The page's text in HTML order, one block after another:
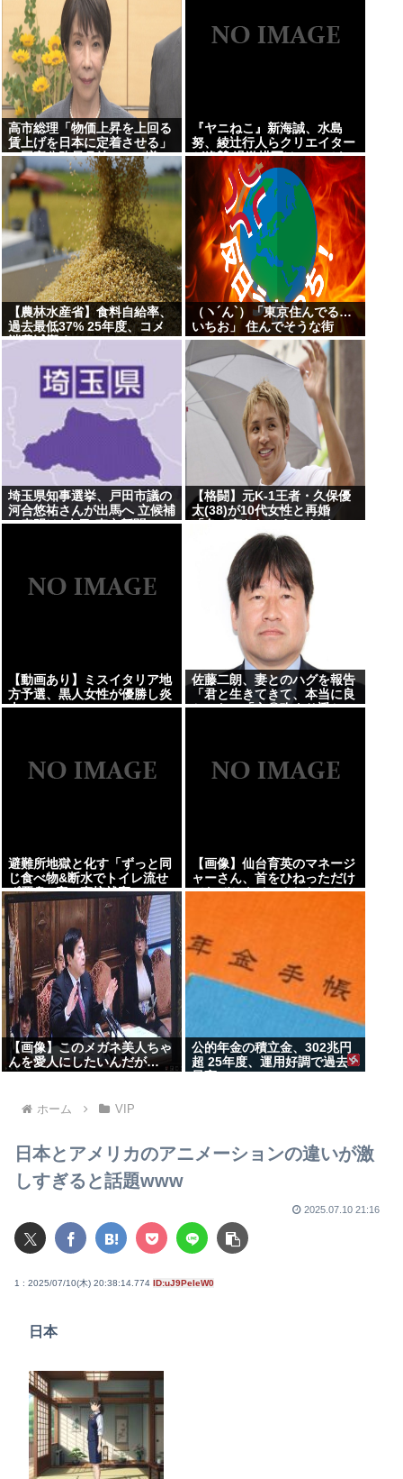
高市総理「物価上昇を上回る
賃上げを日本に定着させる」
→国家公務員月給3.51%増へ
人事院の勧告を受け
『ヤニねこ』新海誠、水島
努、綾辻行人らクリエイター
が絶賛 過激描写はBPOでも
議論に
【農林水産省】食料自給率、
過去最低37% 25年度、コメ
消費減響く
（ヽ´ん`）「東京住んでる…
いちお」 住んでそうな街
埼玉県知事選挙、戸田市議の
河合悠祐さんが出馬へ 立候補
の表明は1人目:東京新聞
【格闘】元K-1王者・久保優
太(38)が10代女性と再婚
「色々言われそうですが…」
【動画あり】ミスイタリア地
方予選、黒人女性が優勝し炎
上
佐藤二朗、妻とのハグを報告
「君と生きてきて、本当に良
かった」「文〇砲より遥かに
避難所地獄と化す「ずっと同
じ食べ物&断水でトイレ流せ
ず悪臭&床に直接就寝&コロ
ナ感染」
【画像】仙台育英のマネージ
ャーさん、首をひねっただけ
でなぜかウインクしたことに
【画像】このメガネ美人ちゃ
んを愛人にしたいんだが…
公的年金の積立金、302兆円
超 25年度、運用好調で過去
最高
ホーム VIP
日本とアメリカのアニメーションの違いが激
しすぎると話題www
2025.07.10 21:16
1 : 2025/07/10(木) 20:38:14.774 ID:uJ9PeIeW0
日本